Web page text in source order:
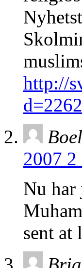
http://
2007
Nu har
sent at